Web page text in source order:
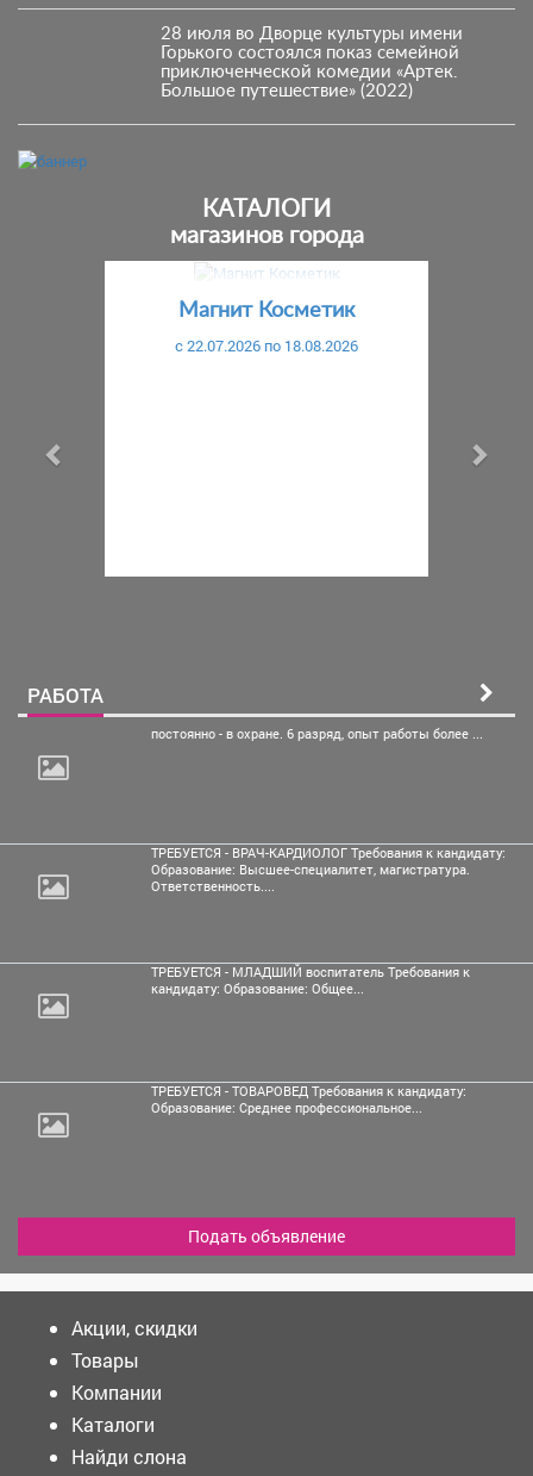
28 июля во Дворце культуры имени
Горького состоялся показ семейной
приключенческой комедии «Артек.
Большое путешествие» (2022)
КАТАЛОГИ
магазинов города
Магнит Косметик
c 22.07.2026 по 18.08.2026
РАБОТА
постоянно - в охране. 6 разряд, опыт работы более ...
ТРЕБУЕТСЯ - ВРАЧ-КАРДИОЛОГ Требования к кандидату:
Образование: Высшее-специалитет, магистратура.
Ответственность....
ТРЕБУЕТСЯ - МЛАДШИЙ воспитатель Требования к
кандидату: Образование: Общее...
ТРЕБУЕТСЯ - ТОВАРОВЕД Требования к кандидату:
Образование: Среднее профессиональное...
Подать объявление
Акции, скидки
Товары
Компании
Каталоги
Найди слона